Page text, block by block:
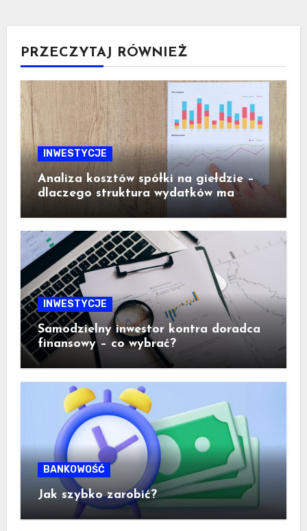
PRZECZYTAJ RÓWNIEŻ
INWESTYCJE
Analiza kosztów spółki na giełdzie –
dlaczego struktura wydatków ma
ogromne znaczenie dla inwestora
INWESTYCJE
Samodzielny inwestor kontra doradca
finansowy – co wybrać?
BANKOWOŚĆ
Jak szybko zarobić?